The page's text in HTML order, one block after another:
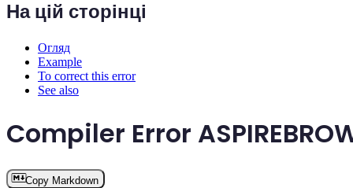
На цій сторінці
Огляд
Example
To correct this error
See also
Compiler Error
Copy Markdown